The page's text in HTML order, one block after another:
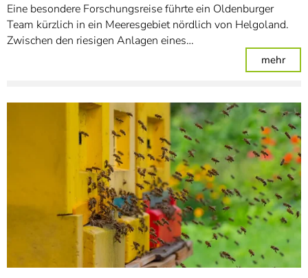
Eine besondere Forschungsreise führte ein Oldenburger
Team kürzlich in ein Meeresgebiet nördlich von Helgoland.
Zwischen den riesigen Anlagen eines…
mehr: